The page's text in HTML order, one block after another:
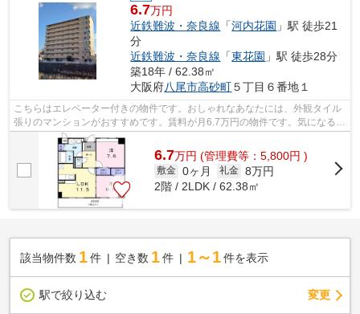
6.7万円
近鉄難波・奈良線 「河内花園 」駅 徒歩21
分
近鉄難波・奈良線 「東花園 」駅 徒歩28分
築18年 / 62.38㎡
大阪府八尾市高砂町５丁目６番地１
こちらはエレベーター付きの物件です。おしゃれなあなたには、外観タイル
張りのマンションがおすすめです。賃料が月6.7万円の物件です。気になるイ
チオシ物件情報：「グランデ フィオ...
6.7万円 (管理費等：5,800円 )
敷金 0ヶ月 礼金 8万円
2階 / 2LDK / 62.38㎡
該当物件数 1件 空き数 1 件 1～1 件を表示
駅で絞り込む 変更